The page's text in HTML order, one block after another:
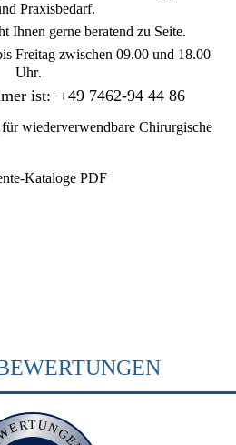
Praxisbedarf.
Ihnen gerne beratend zu Seite.
Freitag zwischen 09.00 und 18.00
Uhr.
ist: +49 7462-94 44 86
wiederverwendbare Chirurgische
Kataloge PDF